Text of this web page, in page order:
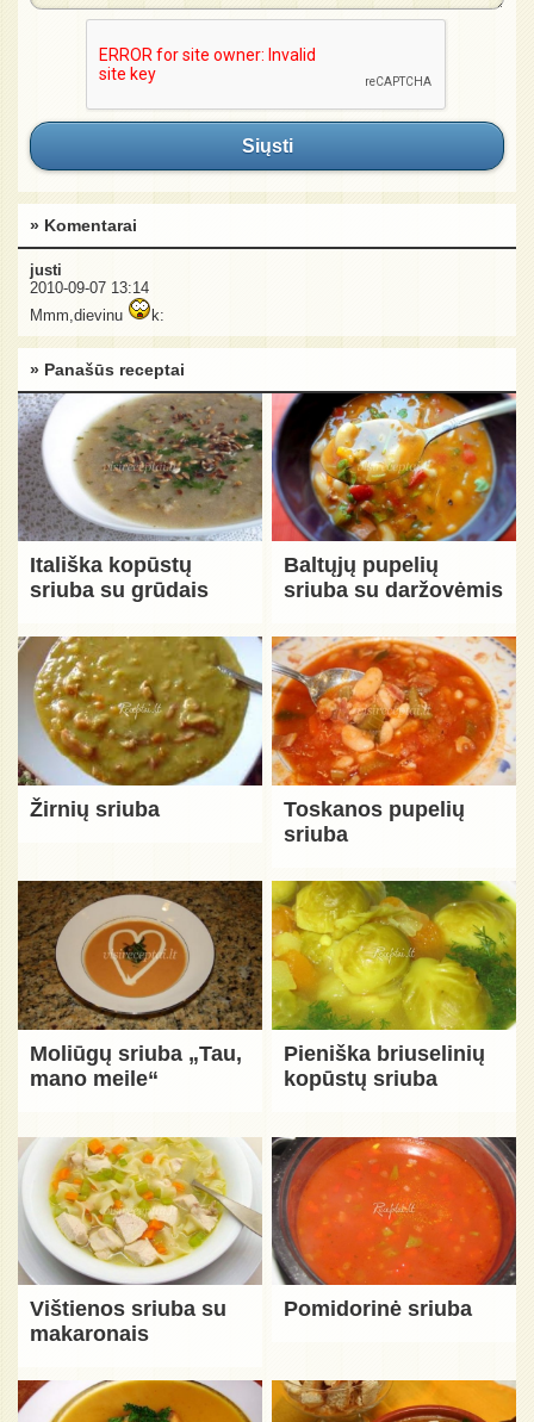
Siųsti
» Komentarai
justi
2010-09-07 13:14
Mmm,dievinu
k:
» Panašūs receptai
Itališka kopūstų
sriuba su grūdais
Baltųjų pupelių
sriuba su daržovėmis
Žirnių sriuba
Toskanos pupelių
sriuba
Moliūgų sriuba „Tau,
mano meile“
Pieniška briuselinių
kopūstų sriuba
Vištienos sriuba su
makaronais
Pomidorinė sriuba